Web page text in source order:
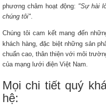
phương châm hoạt động: "Sự hài
chúng tôi"
Chúng tôi cam kết mang đến
khách hàng, đặc biệt những sản
chuẩn cao, thân thiện với môi
của mạng lưới điện Việt Nam.
Mọi chi tiết quý
hệ: